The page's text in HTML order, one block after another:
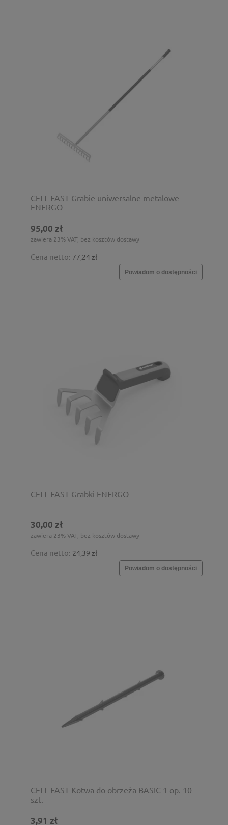
CELL-FAST Grabie uniwersalne metalowe
ENERGO
95,00 zł
zawiera 23% VAT, bez kosztów dostawy
Cena netto: 77,24 zł
Powiadom o dostępności
CELL-FAST Grabki ENERGO
30,00 zł
zawiera 23% VAT, bez kosztów dostawy
Cena netto: 24,39 zł
Powiadom o dostępności
CELL-FAST Kotwa do obrzeża BASIC 1 op. 10
szt.
3,91 zł